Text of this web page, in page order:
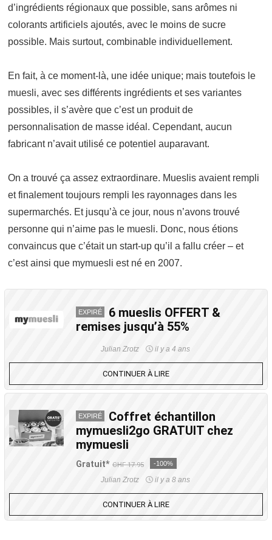
d’ingrédients régionaux que possible, sans arômes ni
colorants artificiels ajoutés, avec le moins de sucre
possible. Mais surtout, combinable individuellement.
En fait, à ce moment-là, une idée unique; mais toutefois le
muesli, avec ses différents ingrédients et ses variantes
possibles, il s’avère que c’est un produit de
personnalisation de masse idéal. Cependant, aucun
fabricant n’avait utilisé ce potentiel auparavant.
On a trouvé ça assez extraordinare. Mueslis avaient rempli
et finalement toujours rempli les rayonnages dans les
supermarchés. Et jusqu’à ce jour, nous n’avons trouvé
personne qui n’aime pas le muesli. Donc, nous étions
convaincus que c’était un start-up qu’il a fallu créer – et
c’est ainsi que mymuesli est né en 2007.
EXPIRÉ
6 mueslis OFFERT &
remises jusqu’à 55%
Julian Zrotz il y a 4 ans
CONTINUER À LIRE
EXPIRÉ
Coffret échantillon
mymuesli2go GRATUIT chez
mymuesli
Gratuit* CHF 17.95 -100%
Julian Zrotz il y a 8 ans
CONTINUER À LIRE